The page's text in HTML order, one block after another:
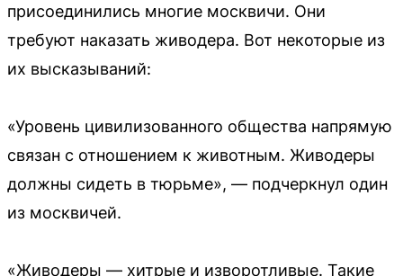
присоединились многие москвичи. Они
требуют наказать живодера. Вот некоторые из
их высказываний:
«Уровень цивилизованного общества напрямую
связан с отношением к животным. Живодеры
должны сидеть в тюрьме», — подчеркнул один
из москвичей.
«Живодеры — хитрые и изворотливые. Такие